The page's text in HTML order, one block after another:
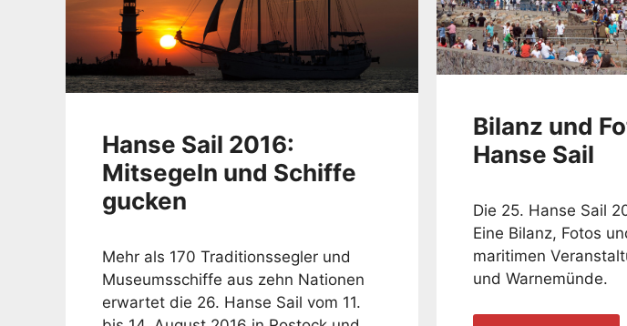
Hanse Sail 2016:
Mitsegeln und Schiffe
gucken
Mehr als 170 Traditionssegler und
Museumsschiffe aus zehn Nationen
erwartet die 26. Hanse Sail vom 11.
Bilanz und
Hanse Sail
Die 25. Hanse Sail
Eine Bilanz, Fotos
maritimen
und Warnemünde.